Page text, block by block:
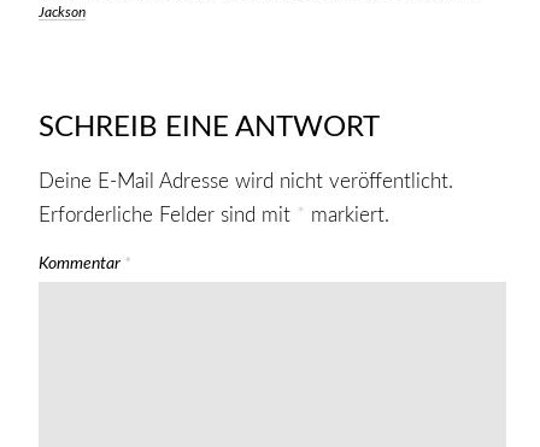
Jackson
SCHREIB EINE ANTWORT
Deine E-Mail Adresse wird nicht veröffentlicht.
Erforderliche Felder sind mit * markiert.
Kommentar *